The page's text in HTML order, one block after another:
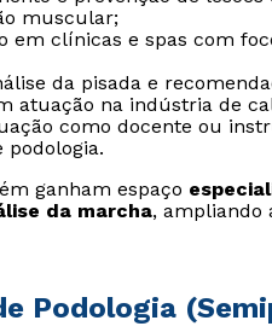
muscular;
em clínicas e spas com
da pisada e
atuação na indústria de
como docente ou
podologia.
ganham espaço
da marcha, ampliando
Podologia